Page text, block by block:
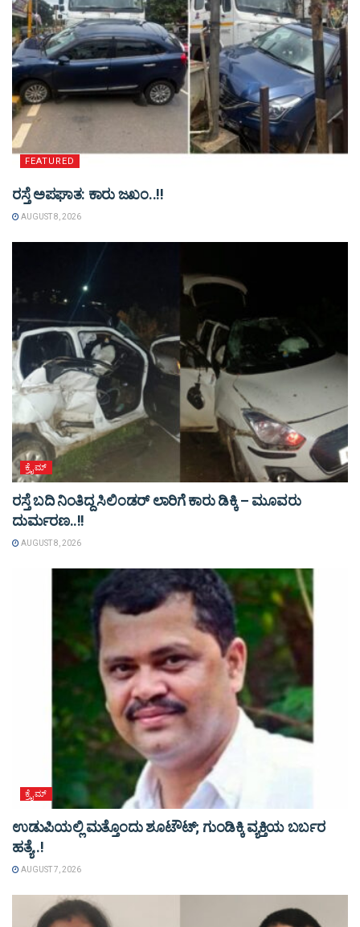
FEATURED
ರಸ್ತೆ ಅಪಘಾತ: ಕಾರು ಜಖಂ..!!
AUGUST 8, 2026
ಕ್ರೈಮ್
ರಸ್ತೆ ಬದಿ ನಿಂತಿದ್ದ ಸಿಲಿಂಡರ್ ಲಾರಿಗೆ ಕಾರು ಡಿಕ್ಕಿ – ಮೂವರು
ದುರ್ಮರಣ..!!
AUGUST 8, 2026
ಕ್ರೈಮ್
ಉಡುಪಿಯಲ್ಲಿ ಮತ್ತೊಂದು ಶೂಟೌಟ್‌; ಗುಂಡಿಕ್ಕಿ ವ್ಯಕ್ತಿಯ ಬರ್ಬರ
ಹತ್ಯೆ..!
AUGUST 7, 2026